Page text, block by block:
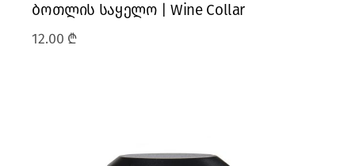
ბოთლის საყელო | Wine Collar
12.00 ₾